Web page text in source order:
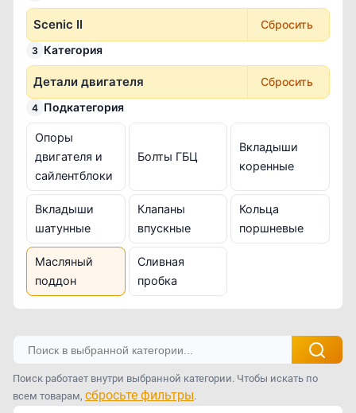
Scenic II Сбросить
3 Категория
Детали двигателя Сбросить
4 Подкатегория
Опоры
двигателя и
сайлентблоки
Болты ГБЦ
Вкладыши
коренные
Вкладыши
шатунные
Клапаны
впускные
Кольца
поршневые
Масляный
поддон
Сливная
пробка
Поиск работает внутри выбранной категории. Чтобы искать по
всем товарам, сбросьте фильтры.